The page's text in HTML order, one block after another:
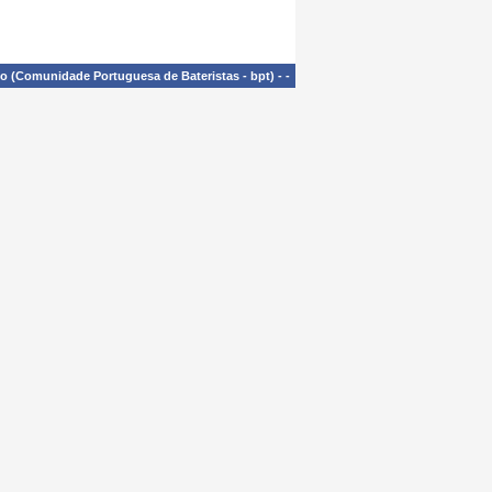
(Comunidade Portuguesa de Bateristas - bpt) - -